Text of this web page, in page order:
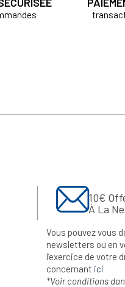
10€
À La
Vous pouvez vous
newsletters ou en
l’exercice de votre
concernant ici
*Voir conditions